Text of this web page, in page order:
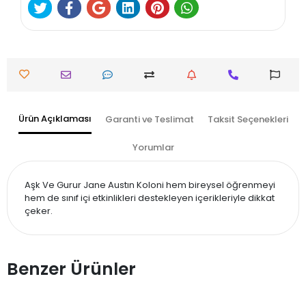
Ürün Açıklaması Garanti ve Teslimat Taksit Seçenekleri
Yorumlar
Aşk Ve Gurur Jane Austın Koloni hem bireysel öğrenmeyi
hem de sınıf içi etkinlikleri destekleyen içerikleriyle dikkat
çeker.
Benzer Ürünler